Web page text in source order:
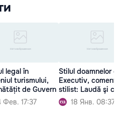
legal în
turismului,
de Guvern
Фев. 17:37
Stilul doamnelor
Executiv,
stilist: Laudă şi
18 Янв. 08:37